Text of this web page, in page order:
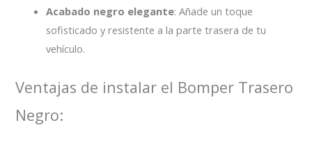
Acabado negro elegante: Añade un toque
sofisticado y resistente a la parte trasera de tu
vehículo.
Ventajas de instalar el Bomper Trasero
Negro: